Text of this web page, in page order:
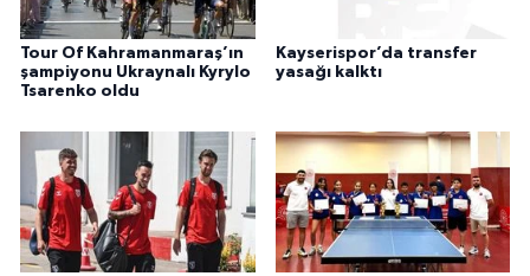
Tour Of Kahramanmaraş’ın
şampiyonu Ukraynalı Kyrylo
Tsarenko oldu
Kayserispor’da transfer
yasağı kalktı